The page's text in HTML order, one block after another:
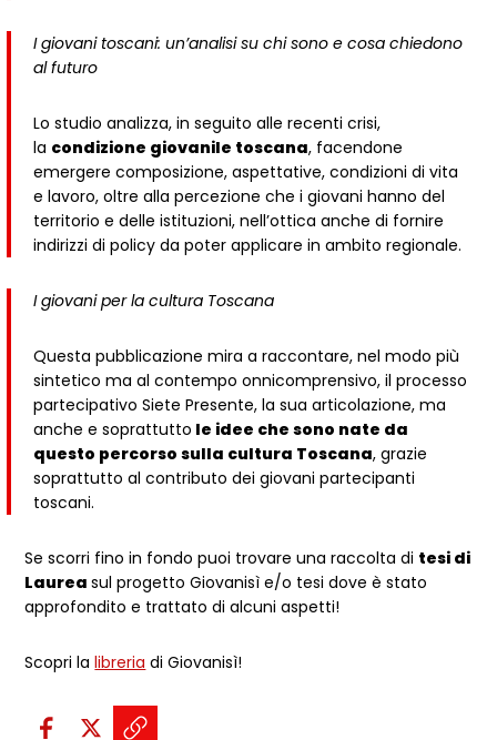
I giovani toscani: un’analisi su chi sono e cosa chiedono
al futuro
Lo studio analizza, in seguito alle recenti crisi,
la condizione giovanile toscana, facendone
emergere composizione, aspettative, condizioni di vita
e lavoro, oltre alla percezione che i giovani hanno del
territorio e delle istituzioni, nell’ottica anche di fornire
indirizzi di policy da poter applicare in ambito regionale.
I giovani per la cultura Toscana
Questa pubblicazione mira a raccontare, nel modo più
sintetico ma al contempo onnicomprensivo, il processo
partecipativo Siete Presente, la sua articolazione, ma
anche e soprattutto le idee che sono nate da
questo percorso sulla cultura Toscana, grazie
soprattutto al contributo dei giovani partecipanti
toscani.
Se scorri fino in fondo puoi trovare una raccolta di tesi di
Laureasul progetto Giovanisì e/o tesi dove è stato
approfondito e trattato di alcuni aspetti!
Scopri lalibreria di Giovanisì!
Condividi sui social: